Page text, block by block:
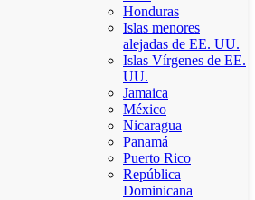
Honduras
Islas menores
alejadas de EE. UU.
Islas Vírgenes de EE.
UU.
Jamaica
México
Nicaragua
Panamá
Puerto Rico
República
Dominicana